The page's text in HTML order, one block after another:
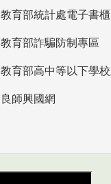
教育部統計處電子書櫃
教育部詐騙防制專區
良師興國網